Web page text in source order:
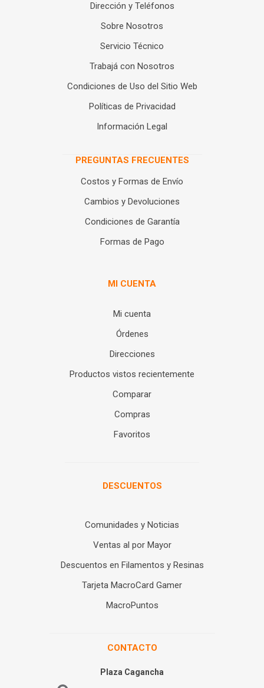
Dirección y Teléfonos
Sobre Nosotros
Servicio Técnico
Trabajá con Nosotros
Condiciones de Uso del Sitio Web
Políticas de Privacidad
Información Legal
PREGUNTAS FRECUENTES
Costos y Formas de Envío
Cambios y Devoluciones
Condiciones de Garantía
Formas de Pago
MI CUENTA
Mi cuenta
Órdenes
Direcciones
Productos vistos recientemente
Comparar
Compras
Favoritos
DESCUENTOS
Comunidades y Noticias
Ventas al por Mayor
Descuentos en Filamentos y Resinas
Tarjeta MacroCard Gamer
MacroPuntos
CONTACTO
Plaza Cagancha